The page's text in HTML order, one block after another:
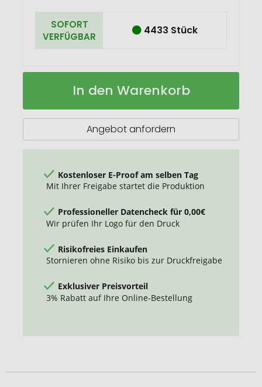
SOFORT
VERFÜGBAR
4433 Stück
FUNDRAW
für
Auf
In den Warenkorb
Angebot anfordern
Kostenloser E-Proof am selben Tag
Mit Ihrer Freigabe startet die Produktion
Professioneller Datencheck für 0,00€
Wir prüfen Ihr Logo für den Druck
Risikofreies Einkaufen
Stornieren ohne Risiko bis zur Druckfreigabe
Exklusiver Preisvorteil
3% Rabatt auf Ihre Online-Bestellung